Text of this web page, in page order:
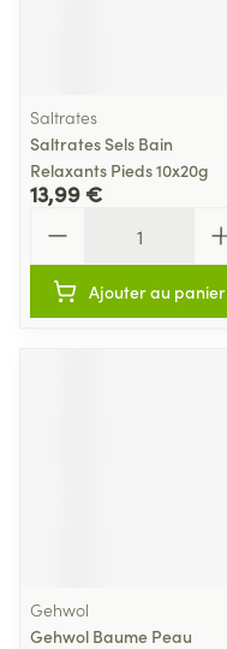
Saltrates
Saltrates Sels Bain
Relaxants Pieds 10x20g
13,99 €
Ajouter au panier
Gehwol
Gehwol Baume Peau